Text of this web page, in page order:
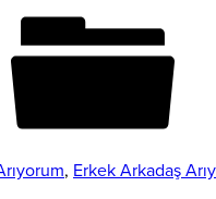
, Erkek Arkadaş